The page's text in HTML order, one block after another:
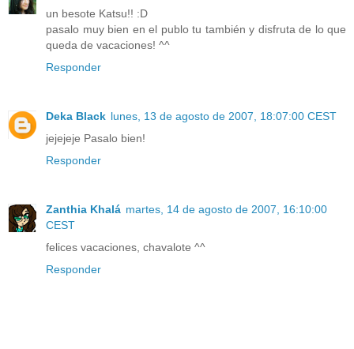
un besote Katsu!! :D
pasalo muy bien en el publo tu también y disfruta de lo que
queda de vacaciones! ^^
Responder
Deka Black lunes, 13 de agosto de 2007, 18:07:00 CEST
jejejeje Pasalo bien!
Responder
Zanthia Khalá martes, 14 de agosto de 2007, 16:10:00
CEST
felices vacaciones, chavalote ^^
Responder